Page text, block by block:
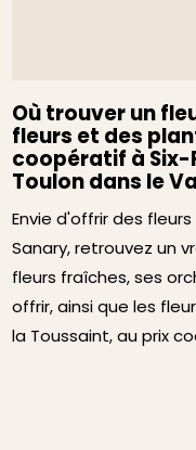
Où trouver un
fleurs et des
coopératif à Six-
Toulon dans le
Envie d'offrir des fleurs
Sanary, retrouvez un
fleurs fraîches, ses
offrir, ainsi que les
la Toussaint, au prix